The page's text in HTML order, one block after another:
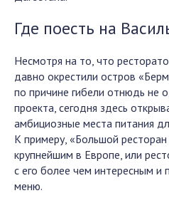
Где поесть на
Несмотря на то, что
давно окрестили остров
по причине гибели отнюдь не
проекта, сегодня здесь
амбициозные места питания
К примеру, «Большой ресторан
крупнейшим в Европе, или
с его более чем интересным и
меню.